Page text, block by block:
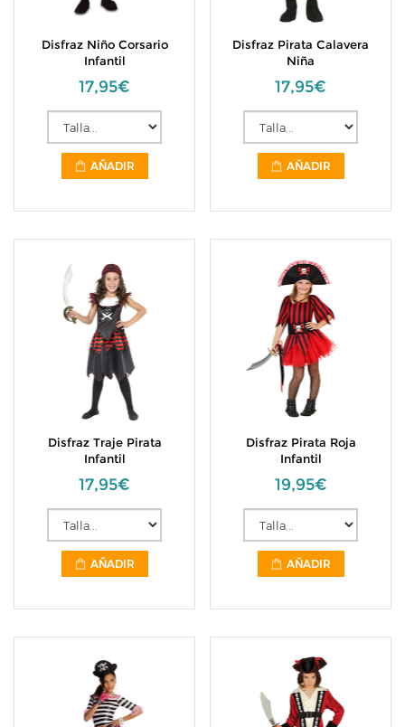
Disfraz Niño Corsario
Infantil
17,95€
AÑADIR
Disfraz Pirata Calavera
Niña
17,95€
AÑADIR
Disfraz Traje Pirata
Infantil
17,95€
AÑADIR
Disfraz Pirata Roja
Infantil
19,95€
AÑADIR